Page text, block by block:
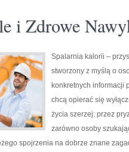
i Zdrowe
Spalarnia kalorii –
stworzony z myślą o
konkretnych informacji
chcą opierać się
życia szerzej: przez
zarówno osoby
spojrzenia na dobrze znane